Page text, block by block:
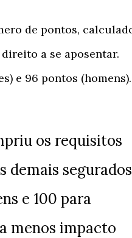
de pontos,
a se aposentar.
e 96 pontos
os requisitos
demais
e 100 para
menos impacto